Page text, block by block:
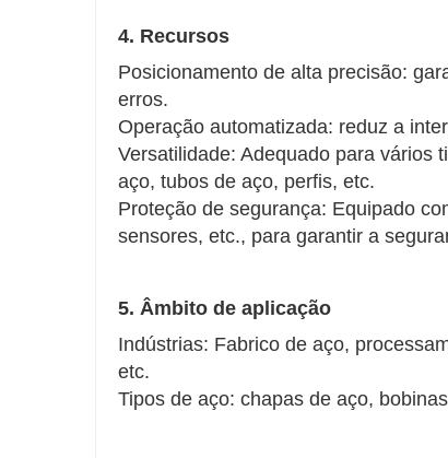
4. Recursos
Posicionamento de alta precisão:
erros.
Operação automatizada: reduz a
Versatilidade: Adequado para vários
aço, tubos de aço, perfis, etc.
Proteção de segurança: Equipado
sensores, etc., para garantir a
5. Âmbito de aplicação
Indústrias: Fabrico de aço,
etc.
Tipos de aço: chapas de aço,